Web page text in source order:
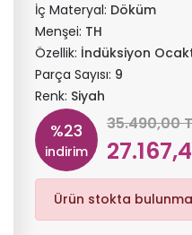
İç Materyal: Döküm
Menşei: TH
Özellik: İndüksiyon
Parça Sayısı: 9
Renk: Siyah
%23
indirim
35.490,00
Ürün stokta